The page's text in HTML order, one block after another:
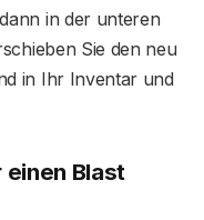
in der unteren
Sie den neu
in Ihr Inventar und
Blast